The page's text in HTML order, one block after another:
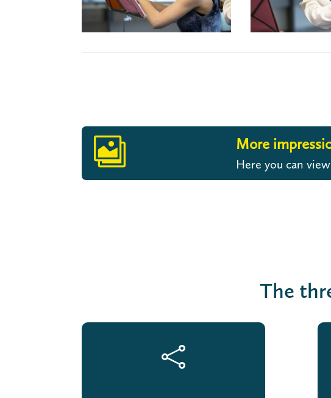
 More
Here you can
The
